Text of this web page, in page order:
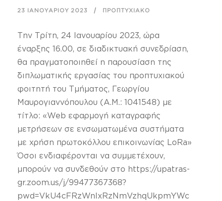
23 ΙΑΝΟΥΑΡΊΟΥ 2023 ΠΡΟΠΤΥΧΙΑΚΌ
Την Τρίτη, 24 Ιανουαρίου 2023, ώρα
έναρξης 16.00, σε διαδικτυακή συνεδρίαση,
θα πραγματοποιηθεί η παρουσίαση της
διπλωματικής εργασίας του προπτυχιακού
φοιτητή του Τμήματος, Γεωργίου
Μαυρογιαννόπουλου (Α.Μ.: 1041548) με
τίτλο: «Web εφαρμογή καταγραφής
μετρήσεων σε ενσωματωμένα συστήματα
με χρήση πρωτοκόλλου επικοινωνίας LoRa»
Όσοι ενδιαφέρονται να συμμετέχουν,
μπορούν να συνδεθούν στο https://upatras-
gr.zoom.us/j/99477367368?
pwd=VkU4cFRzWnlxRzNmVzhqUkpmYWc